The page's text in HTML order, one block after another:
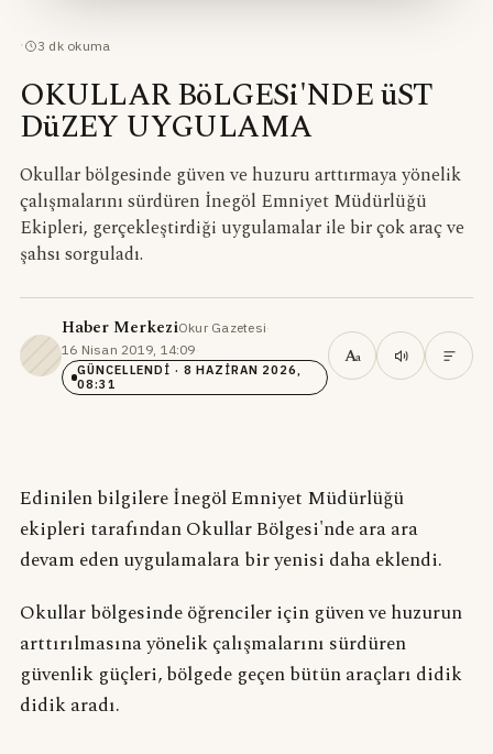
· 3 dk okuma
OKULLAR BöLGESi'NDE üST
DüZEY UYGULAMA
Okullar bölgesinde güven ve huzuru arttırmaya yönelik
çalışmalarını sürdüren İnegöl Emniyet Müdürlüğü
Ekipleri, gerçekleştirdiği uygulamalar ile bir çok araç ve
şahsı sorguladı.
Haber MerkeziOkur Gazetesi·
16 Nisan 2019, 14:09·
GÜNCELLENDI · 8 HAZIRAN 2026,
08:31
Aa
Edinilen bilgilere İnegöl Emniyet Müdürlüğü
ekipleri tarafından Okullar Bölgesi'nde ara ara
devam eden uygulamalara bir yenisi daha eklendi.
Okullar bölgesinde öğrenciler için güven ve huzurun
arttırılmasına yönelik çalışmalarını sürdüren
güvenlik güçleri, bölgede geçen bütün araçları didik
didik aradı.